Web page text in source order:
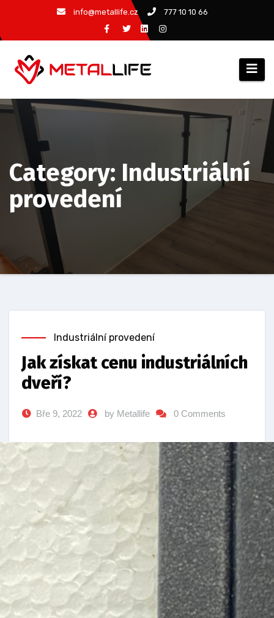
content
info@metallife.cz 777 10 10 66
Category: Industriální
provedení
Industriální provedení
Jak získat cenu industriálních
dveří?
Bře 9, 2022 by Metallife 0 Comments